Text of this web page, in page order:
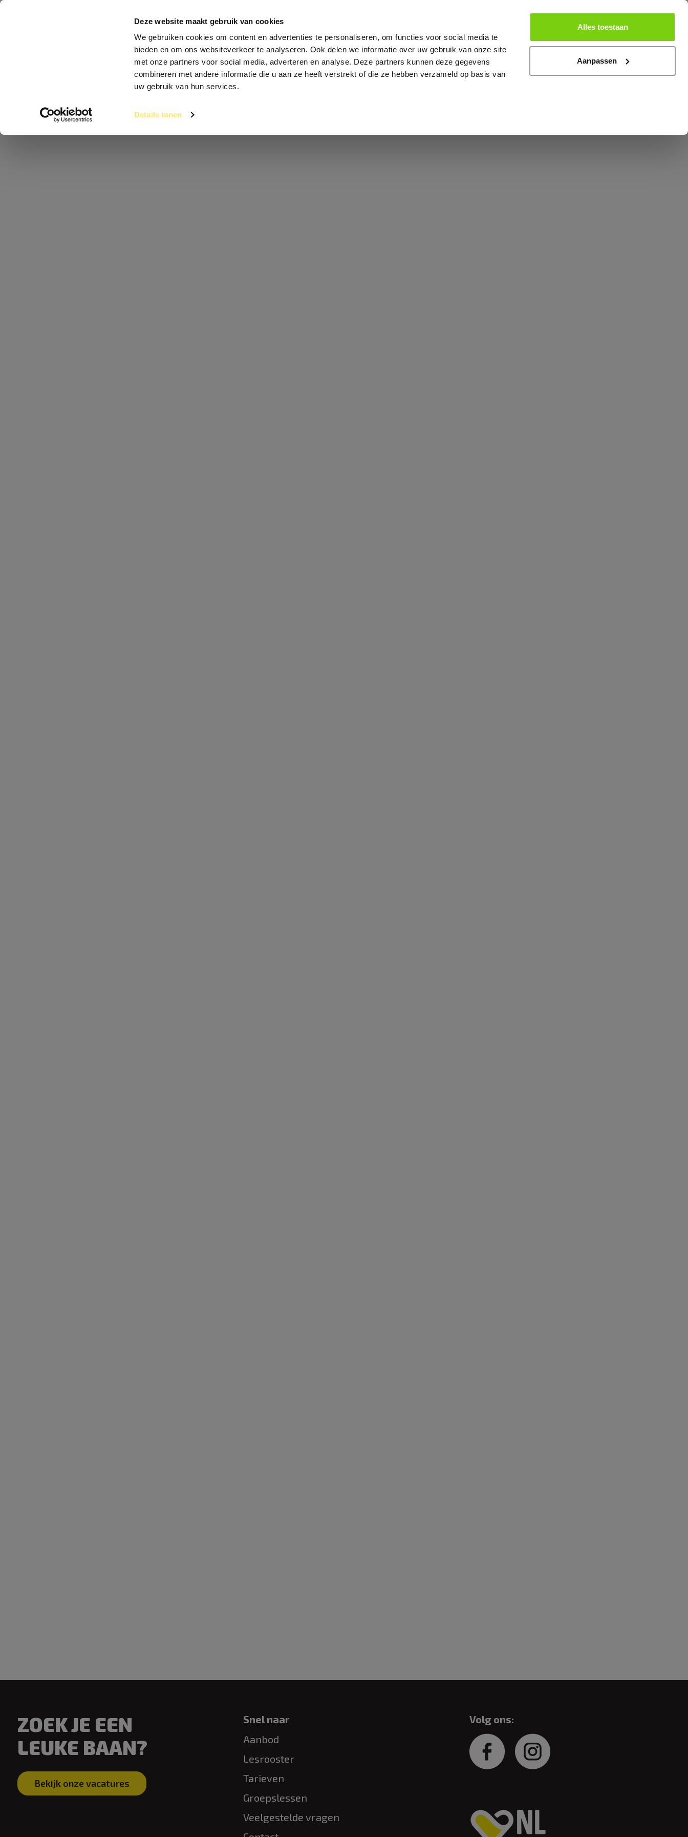
Deze website maakt gebruik van cookies
We gebruiken cookies om content en advertenties te personaliseren, om functies voor social media te
bieden en om ons websiteverkeer te analyseren. Ook delen we informatie over uw gebruik van onze site
met onze partners voor social media, adverteren en analyse. Deze partners kunnen deze gegevens
combineren met andere informatie die u aan ze heeft verstrekt of die ze hebben verzameld op basis van
uw gebruik van hun services.
Details tonen
Alles toestaan
Aanpassen
Clubs Abonnementen Lid worden
Aanbod Lesrooster Tarieven Sfeerimpressie Contact
LESROOSTER - SCHAGEN
ZOEK JE EEN
LEUKE BAAN?
Bekijk onze vacatures
Snel naar
Aanbod
Lesrooster
Tarieven
Groepslessen
Veelgestelde vragen
Volg ons: